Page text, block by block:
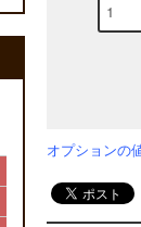
オプションの